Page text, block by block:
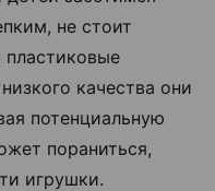
не стоит
качества они
потенциальную
пораниться,
игрушки.